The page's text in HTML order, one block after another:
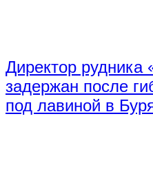
Директор рудника
задержан после
под лавиной в